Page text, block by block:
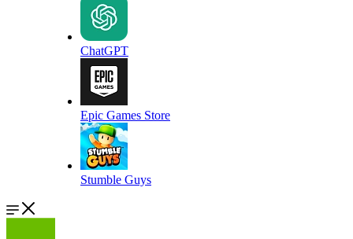
ChatGPT
Epic Games Store
Stumble Guys